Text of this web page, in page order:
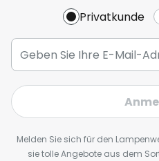
Privatkunde
Melden Sie sich für den
sie tolle Angebote aus dem